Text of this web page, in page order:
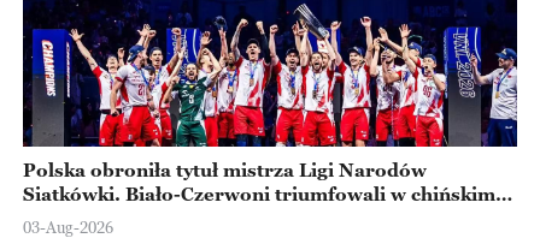
Polska obroniła tytuł mistrza Ligi Narodów
Siatkówki. Biało-Czerwoni triumfowali w chińskim
Ningbo
03-Aug-2026